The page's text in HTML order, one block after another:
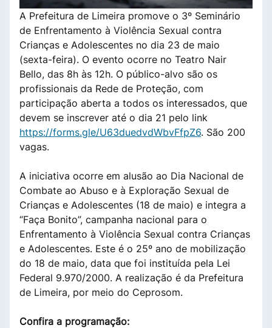
A Prefeitura de Limeira promove o 3º Seminário
de Enfrentamento à Violência Sexual contra
Crianças e Adolescentes no dia 23 de maio
(sexta-feira). O evento ocorre no Teatro Nair
Bello, das 8h às 12h. O público-alvo são os
profissionais da Rede de Proteção, com
participação aberta a todos os interessados, que
devem se inscrever até o dia 21 pelo link
https://forms.gle/U63duedvdWbvFfpZ6. São 200
vagas.
A iniciativa ocorre em alusão ao Dia Nacional de
Combate ao Abuso e à Exploração Sexual de
Crianças e Adolescentes (18 de maio) e integra a
“Faça Bonito”, campanha nacional para o
Enfrentamento à Violência Sexual contra Crianças
e Adolescentes. Este é o 25º ano de mobilização
do 18 de maio, data que foi instituída pela Lei
Federal 9.970/2000. A realização é da Prefeitura
de Limeira, por meio do Ceprosom.
Confira a programação: